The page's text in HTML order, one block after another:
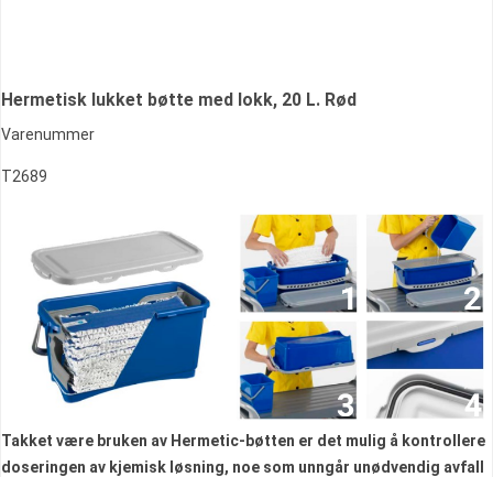
Hermetisk lukket bøtte med lokk, 20 L. Rød
Varenummer
T2689
Takket være bruken av Hermetic-bøtten er det mulig å kontrollere
doseringen av kjemisk løsning, noe som unngår unødvendig avfall